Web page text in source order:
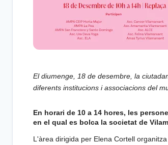
El diumenge, 18 de desembre, la
diferents institucions i associacions del
En horari de 10 a 14 hores, les
en el qual es bolca la societat de
L'àrea dirigida per Elena Cortell